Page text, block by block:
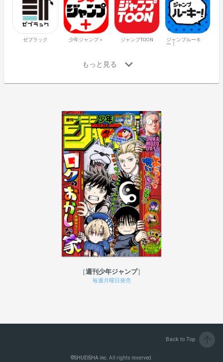
ゼブラック 少年ジャンプ＋ ジャンプTOON
ジャンプルーキ
ー！
週刊少年ジャンプ
毎週月曜日発売
Back to Top
©SHUEISHA inc. All rights reserved.